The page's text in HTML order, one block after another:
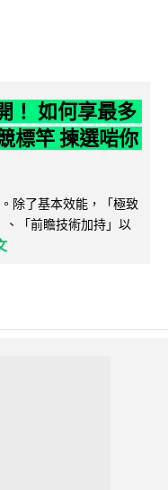
！ 如何享最多
標竿 揀選啱你
除了基本效能，「極致
「前瞻技術加持」以